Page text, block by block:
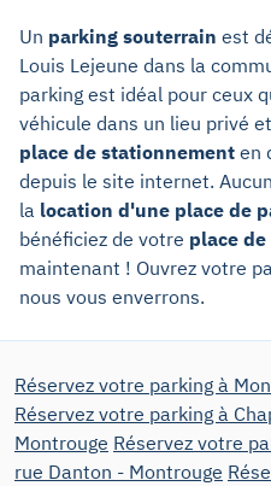
Un parking souterrain est
Louis Lejeune dans la
parking est idéal pour ceux
véhicule dans un lieu privé
place de stationnement en
depuis le site internet.
la location d'une place de
bénéficiez de votre place
maintenant ! Ouvrez votre
nous vous enverrons.
Réservez votre parking à
Réservez votre parking à
Montrouge Réservez votre
rue Danton - Montrouge